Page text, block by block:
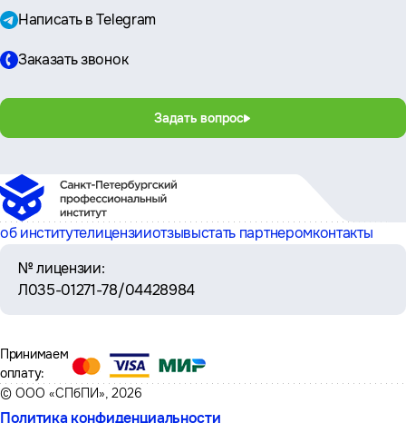
Написать в Telegram
Заказать звонок
Задать вопрос
об институтелицензииотзывыстать партнеромконтакты
№ лицензии:
Л035-01271-78/04428984
© ООО «СПбПИ», 2026
Политика конфиденциальности
Принимаем
оплату: